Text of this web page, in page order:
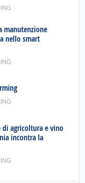
manutenzione
nello smart
agricoltura e vino
incontra la